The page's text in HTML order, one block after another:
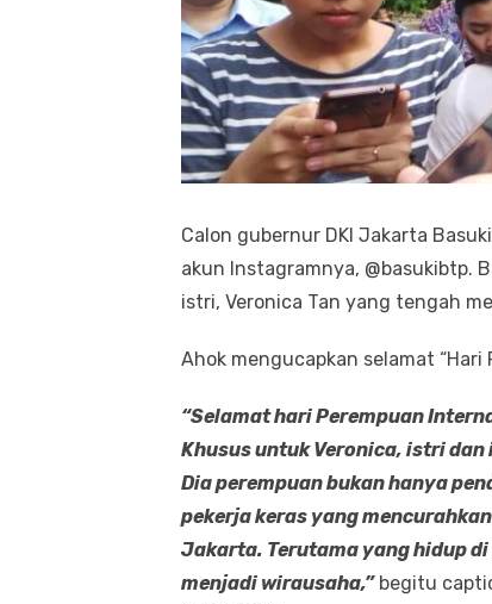
Calon gubernur DKI Jakarta
akun Instagramnya, @basukibtp.
istri, Veronica Tan yang tengah
Ahok mengucapkan selamat
“Selamat hari Perempuan
Khusus untuk Veronica, istri
Dia perempuan bukan hanya
pekerja keras yang
Jakarta. Terutama yang hidup
menjadi wirausaha,”begitu